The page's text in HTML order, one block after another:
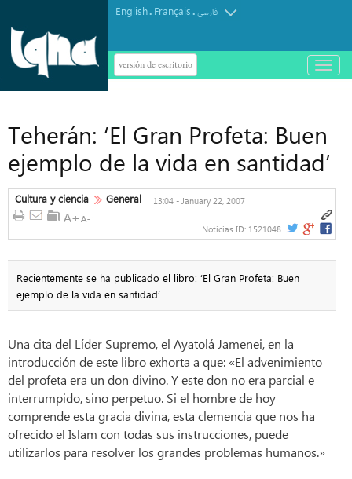
English. Français.فارسی
versión de escritorio
باز
و
Teherán: ‘El Gran Profeta: Buen
ejemplo de la vida en santidad’
Cultura y ciencia General 13:04 - January 22, 2007
Noticias ID: 1521048
Recientemente se ha publicado el libro: ‘El Gran Profeta: Buen
ejemplo de la vida en santidad’
Una cita del Líder Supremo, el Ayatolá Jamenei, en la
introducción de este libro exhorta a que: «El advenimiento
del profeta era un don divino. Y este don no era parcial e
interrumpido, sino perpetuo. Si el hombre de hoy
comprende esta gracia divina, esta clemencia que nos ha
ofrecido el Islam con todas sus instrucciones, puede
utilizarlos para resolver los grandes problemas humanos.»